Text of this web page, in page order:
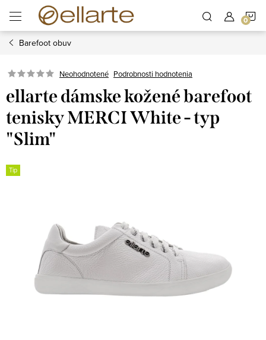
obsah
Barefoot obuv
Neohodnotené Podrobnosti hodnotenia
ellarte dámske kožené barefoot
tenisky MERCI White - typ
"Slim"
Tip